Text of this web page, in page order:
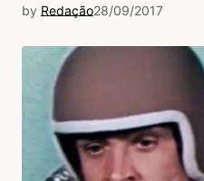
by Redação28/09/2017